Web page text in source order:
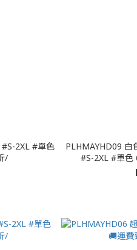
2XL #單色
/
PLHMAYHD09 白